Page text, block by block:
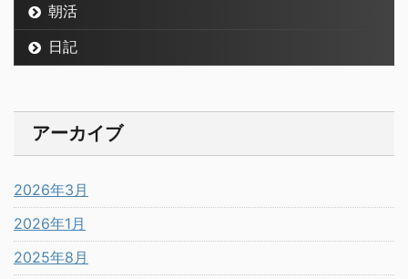
朝活
日記
アーカイブ
2026年3月
2026年1月
2025年8月